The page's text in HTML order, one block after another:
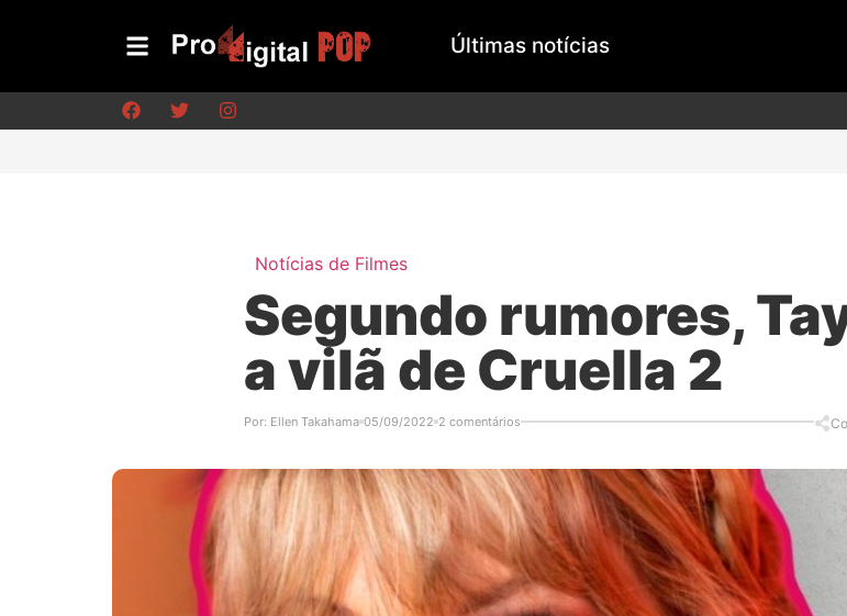
Últimas notícias
Notícias de Filmes
Segundo rumores,
a vilã de Cruella 2
Por: Ellen Takahama 05/09/2022 2 comentários